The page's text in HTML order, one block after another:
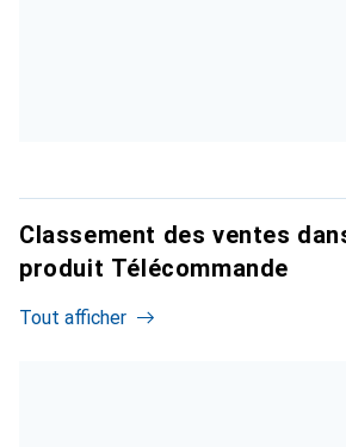
Classement des ventes
produit Télécommande
Tout afficher